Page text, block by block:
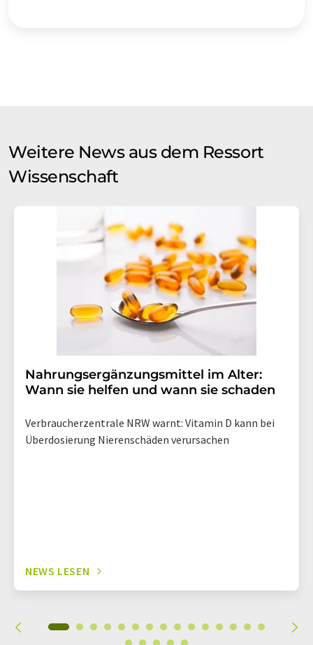
Weitere News aus dem Ressort
Wissenschaft
Nahrungsergänzungsmittel im Alter:
Wann sie helfen und wann sie schaden
Verbraucherzentrale NRW warnt: Vitamin D kann bei
Überdosierung Nierenschäden verursachen
NEWS LESEN